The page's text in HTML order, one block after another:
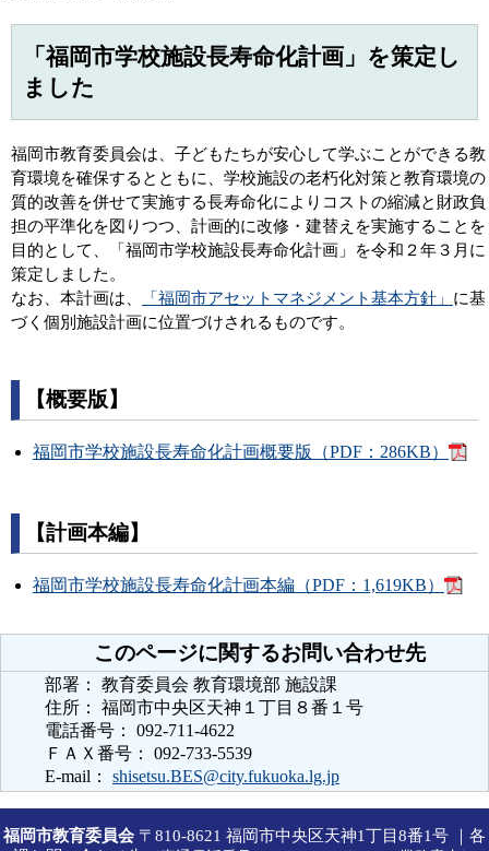
「福岡市学校施設長寿命化計画」を策定し
ました
福岡市教育委員会は、子どもたちが安心して学ぶことができる教
育環境を確保するとともに、学校施設の老朽化対策と教育環境の
質的改善を併せて実施する長寿命化によりコストの縮減と財政負
担の平準化を図りつつ、計画的に改修・建替えを実施することを
目的として、「福岡市学校施設長寿命化計画」を令和２年３月に
策定しました。
なお、本計画は、
「福岡市アセットマネジメント基本方針」 に基
づく個別施設計画に位置づけされるものです。
【概要版】
福岡市学校施設長寿命化計画概要版（PDF：286KB）
【計画本編】
福岡市学校施設長寿命化計画本編（PDF：1,619KB）
このページに関するお問い合わせ先
部署： 教育委員会 教育環境部 施設課
住所： 福岡市中央区天神１丁目８番１号
電話番号： 092-711-4622
ＦＡＸ番号： 092-733-5539
E-mail： shisetsu.BES@city.fukuoka.lg.jp
福岡市教育委員会 〒810-8621 福岡市中央区天神1丁目8番1号 ｜各